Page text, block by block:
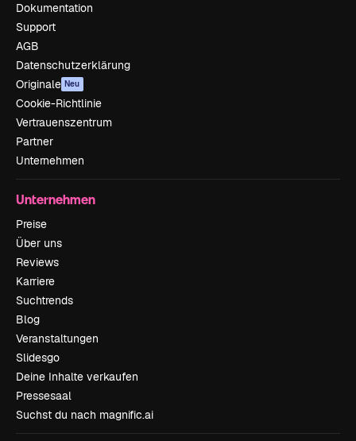
Dokumentation
Support
AGB
Datenschutzerklärung
Originale Neu
Cookie-Richtlinie
Vertrauenszentrum
Partner
Unternehmen
Unternehmen
Preise
Über uns
Reviews
Karriere
Suchtrends
Blog
Veranstaltungen
Slidesgo
Deine Inhalte verkaufen
Pressesaal
Suchst du nach magnific.ai